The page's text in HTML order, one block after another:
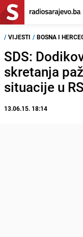
/ VIJESTI / BOSNA I
SDS:
skretanja
situacije u
13.06.15. 18:14